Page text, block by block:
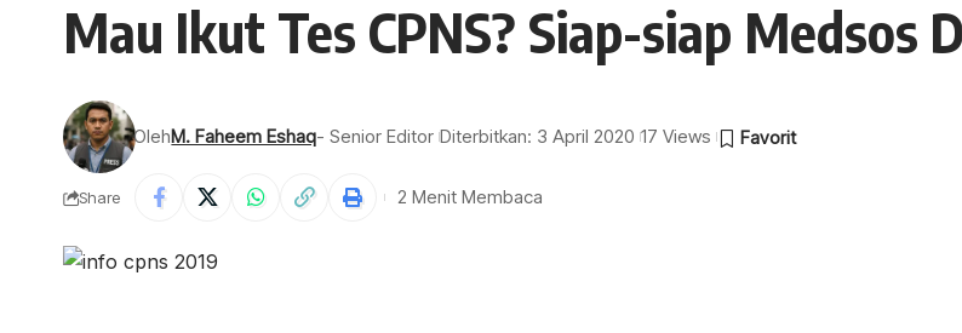
Mau Ikut Tes CPNS? Siap-siap Medsos
OlehM. Faheem Eshaq- Senior Editor Diterbitkan: 3 April 2020 17 Views
Share 2 Menit Membaca